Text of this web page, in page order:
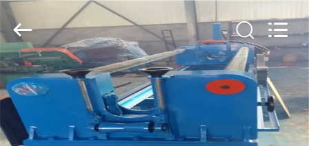
HAUS
PRODUKTE
Ltd..
Rights
Reserved.
Developed
ECER